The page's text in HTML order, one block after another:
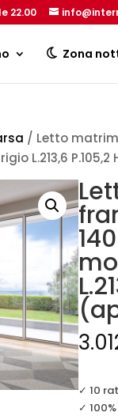
22.00
Zona
/ Letto
L.213,6 P.105,2
✓ 10
✓